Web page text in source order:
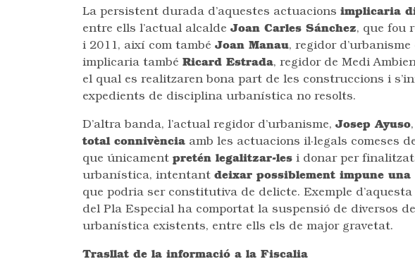
La persistent durada d’aquestes actuacions implicaria
entre ells l’actual alcalde Joan Carles Sánchez, que fou
i 2011, així com també Joan Manau, regidor
implicaria també Ricard Estrada, regidor de Medi
el qual es realitzaren bona part de les construccions i
expedients de disciplina urbanística no resolts.
D’altra banda, l’actual regidor d’urbanisme, Josep Ayuso
total connivència amb les actuacions il·legals comeses
que únicament pretén legalitzar-les i donar per
urbanística, intentant deixar possiblement impune una
que podria ser constitutiva de delicte. Exemple
del Pla Especial ha comportat la suspensió de diversos
urbanística existents, entre ells els de major gravetat.
Trasllat de la informació a la Fiscalia